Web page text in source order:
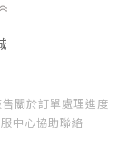
關於訂單處理進度
中心協助聯絡